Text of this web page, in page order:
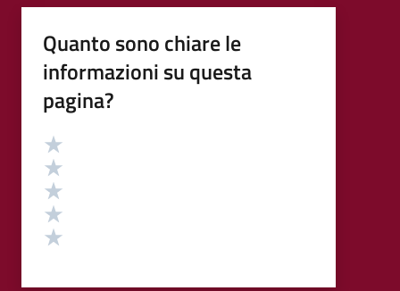
Quanto sono chiare le
informazioni su questa
pagina?
Valutazione